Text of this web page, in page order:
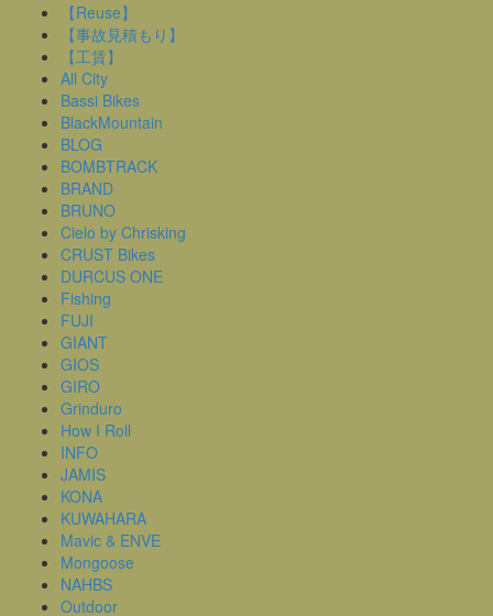
【Reuse】
【事故見積もり】
【工賃】
All City
Bassi Bikes
BlackMountain
BLOG
BOMBTRACK
BRAND
BRUNO
Cielo by Chrisking
CRUST Bikes
DURCUS ONE
Fishing
FUJI
GIANT
GIOS
GIRO
Grinduro
How I Roll
INFO
JAMIS
KONA
KUWAHARA
Mavic & ENVE
Mongoose
NAHBS
Outdoor